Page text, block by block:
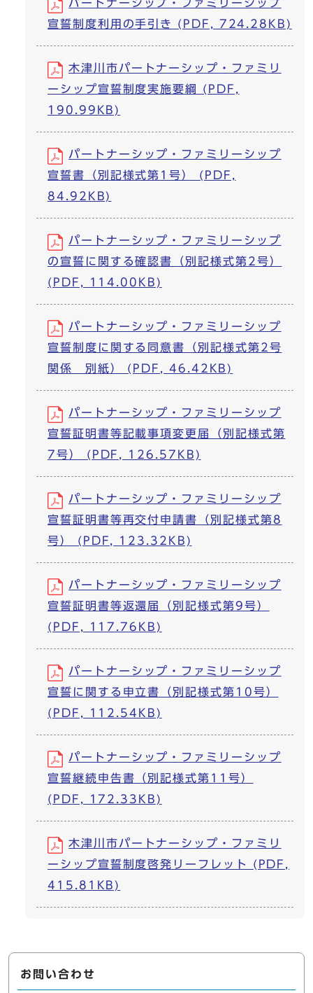
パートナーシップ・ファミリーシップ
宣誓制度利用の手引き (PDF, 724.28KB)
木津川市パートナーシップ・ファミリ
ーシップ宣誓制度実施要綱 (PDF,
190.99KB)
パートナーシップ・ファミリーシップ
宣誓書（別記様式第1号） (PDF,
84.92KB)
パートナーシップ・ファミリーシップ
の宣誓に関する確認書（別記様式第2号）
(PDF, 114.00KB)
パートナーシップ・ファミリーシップ
宣誓制度に関する同意書（別記様式第2号
関係 別紙） (PDF, 46.42KB)
パートナーシップ・ファミリーシップ
宣誓証明書等記載事項変更届（別記様式第
7号） (PDF, 126.57KB)
パートナーシップ・ファミリーシップ
宣誓証明書等再交付申請書（別記様式第8
号） (PDF, 123.32KB)
パートナーシップ・ファミリーシップ
宣誓証明書等返還届（別記様式第9号）
(PDF, 117.76KB)
パートナーシップ・ファミリーシップ
宣誓に関する申立書（別記様式第10号）
(PDF, 112.54KB)
パートナーシップ・ファミリーシップ
宣誓継続申告書（別記様式第11号）
(PDF, 172.33KB)
木津川市パートナーシップ・ファミリ
ーシップ宣誓制度啓発リーフレット (PDF,
415.81KB)
お問い合わせ